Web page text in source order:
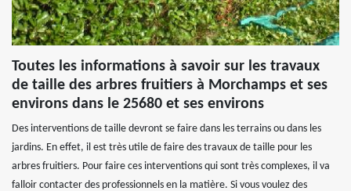
Toutes les informations à savoir sur les travaux
de taille des arbres fruitiers à Morchamps et ses
environs dans le 25680 et ses environs
Des interventions de taille devront se faire dans les terrains ou dans les
jardins. En effet, il est très utile de faire des travaux de taille pour les
arbres fruitiers. Pour faire ces interventions qui sont très complexes, il va
falloir contacter des professionnels en la matière. Si vous voulez des